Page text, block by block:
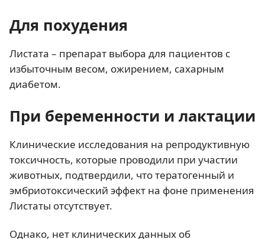
Для похудения
Листата – препарат выбора для пациентов с
избыточным весом, ожирением, сахарным
диабетом.
При беременности и лактации
Клинические исследования на репродуктивную
токсичность, которые проводили при участии
животных, подтвердили, что тератогенный и
эмбриотоксический эффект на фоне применения
Листаты отсутствует.
Однако, нет клинических данных об